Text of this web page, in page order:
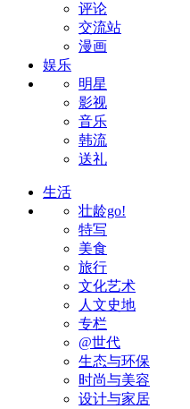
评论
交流站
漫画
娱乐
明星
影视
音乐
韩流
送礼
生活
壮龄go!
特写
美食
旅行
文化艺术
人文史地
专栏
@世代
生态与环保
时尚与美容
设计与家居